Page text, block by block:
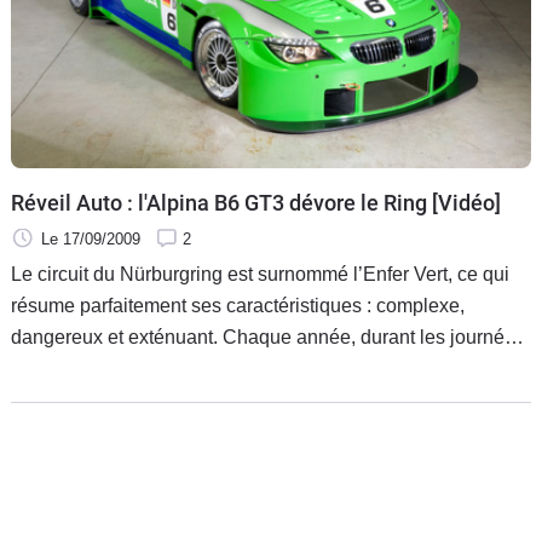
Réveil Auto : l'Alpina B6 GT3 dévore le Ring [Vidéo]
Le 17/09/2009 2
Le circuit du Nürburgring est surnommé l’Enfer Vert, ce qui
résume parfaitement ses caractéristiques : complexe,
dangereux et exténuant. Chaque année, durant les journées
novices ou